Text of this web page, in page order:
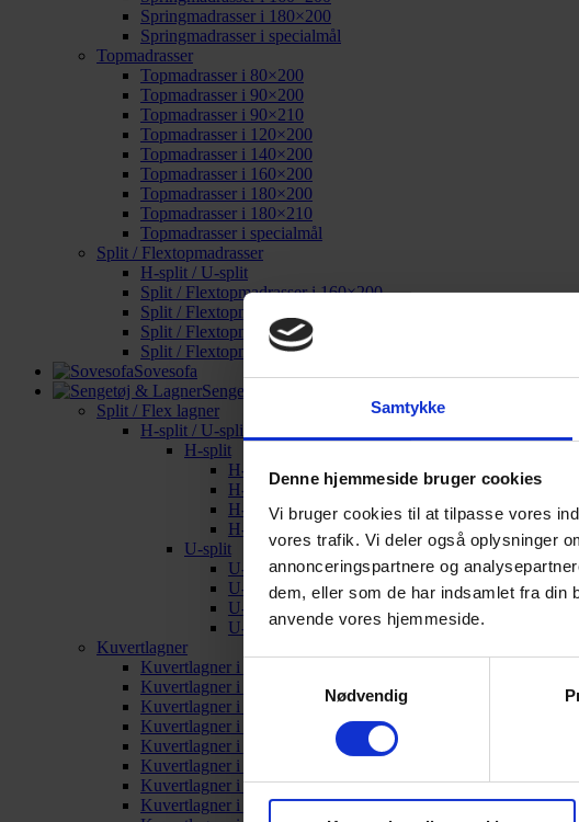
Samtykke
Denne hjemmeside bruger cookies
Vi bruger cookies til at tilpasse vores
vores trafik. Vi deler også oplysninger
annonceringspartnere og
dem, eller som de har indsamlet fra
anvende vores hjemmeside.
Nødvendig
Springmadrasser i 180×200
Springmadrasser i specialmål
Topmadrasser
Topmadrasser i 80×200
Topmadrasser i 90×200
Topmadrasser i 90×210
Topmadrasser i 120×200
Topmadrasser i 140×200
Topmadrasser i 160×200
Topmadrasser i 180×200
Topmadrasser i 180×210
Topmadrasser i specialmål
Split / Flextopmadrasser
H-split / U-split
Split / Flextopmadrasser i 160×200
Split / Flextopmadrasser i 180×200
Split / Flextopmadrasser i 180×210
Split / Flextopmadrasser i specialmål
Sovesofa
Sengetøj & Lagner
Split / Flex lagner
H-split / U-split
H-split
H-split i 160×200
H-split i 180×200
H-split i 180×210
H-split i specialmål
U-split
U-split i 160×200
U-split i 180×200
U-split i 180×210
U-split i specialmål
Kuvertlagner
Kuvertlagner i 80×200
Kuvertlagner i 90×200
Kuvertlagner i 90×210
Kuvertlagner i 120×200
Kuvertlagner i 140×200
Kuvertlagner i 160×200
Kuvertlagner i 180×200
Kuvertlagner i 180×210